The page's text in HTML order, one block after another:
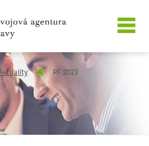
PF 2023